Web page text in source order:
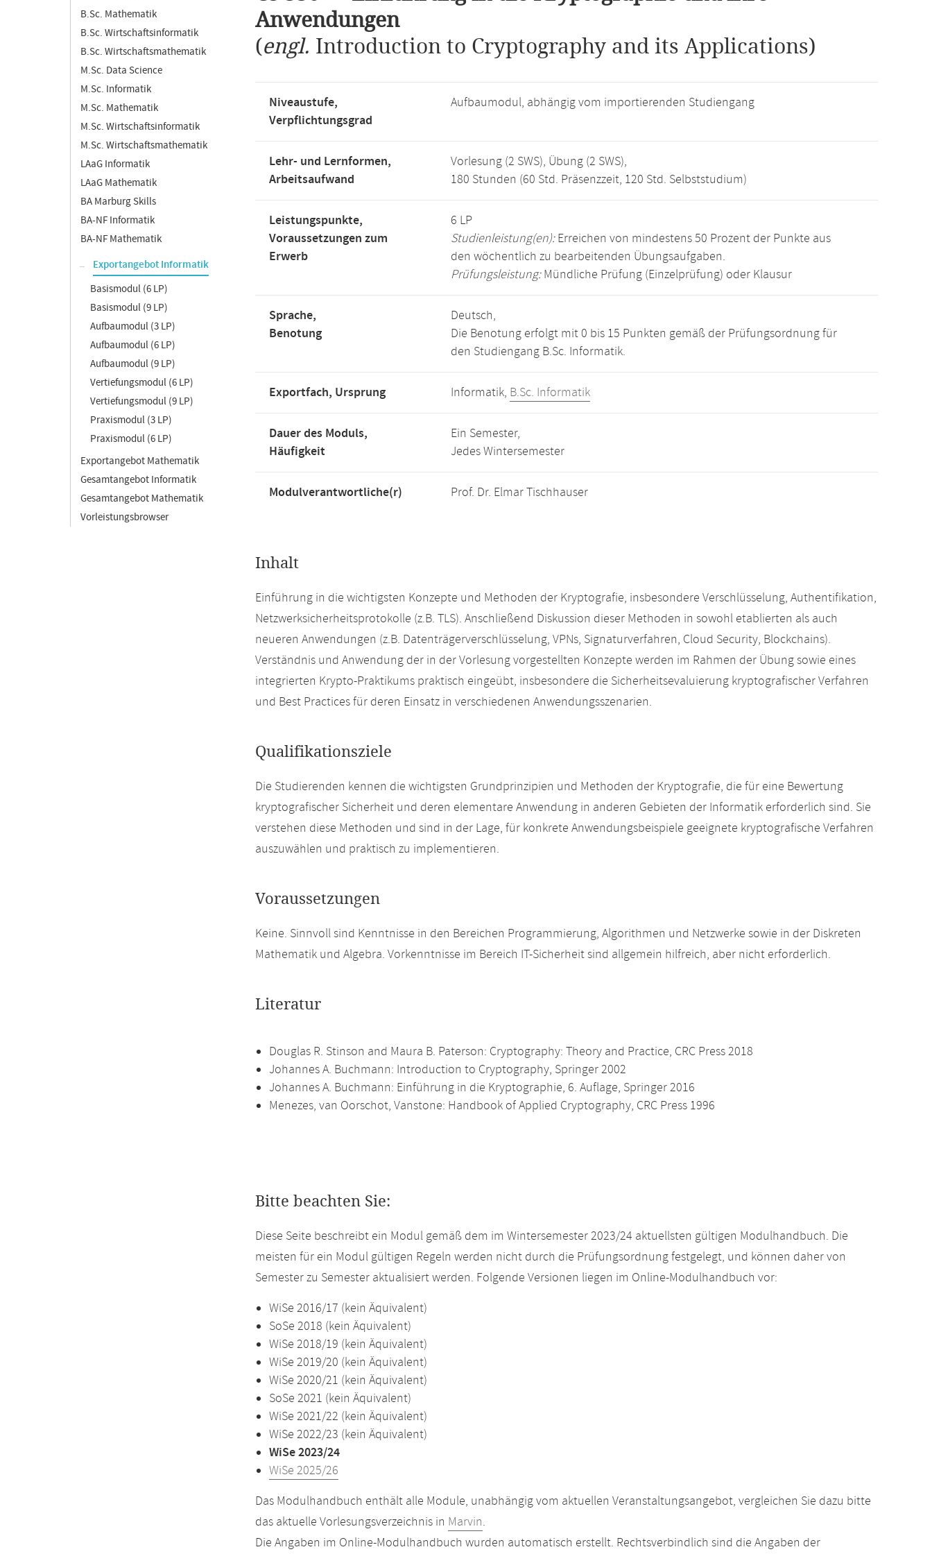
B.Sc. Mathematik
B.Sc. Wirtschaftsinformatik
B.Sc. Wirtschaftsmathematik
M.Sc. Data Science
M.Sc. Informatik
M.Sc. Mathematik
M.Sc. Wirtschaftsinformatik
M.Sc. Wirtschaftsmathematik
LAaG Informatik
LAaG Mathematik
BA Marburg Skills
BA-NF Informatik
BA-NF Mathematik
Exportangebot Informatik
Basismodul (6 LP)
Basismodul (9 LP)
Aufbaumodul (3 LP)
Aufbaumodul (6 LP)
Aufbaumodul (9 LP)
Vertiefungsmodul (6 LP)
Vertiefungsmodul (9 LP)
Praxismodul (3 LP)
Praxismodul (6 LP)
Exportangebot Mathematik
Gesamtangebot Informatik
Gesamtangebot Mathematik
Vorleistungsbrowser
Anwendungen
(engl. Introduction to Cryptography and its Applications)
Niveaustufe,
Verpflichtungsgrad
Aufbaumodul, abhängig vom importierenden Studiengang
Lehr- und Lernformen,
Arbeitsaufwand
Vorlesung (2 SWS), Übung (2 SWS),
180 Stunden (60 Std. Präsenzzeit, 120 Std. Selbststudium)
Leistungspunkte,
Voraussetzungen zum
Erwerb
6 LP
Studienleistung(en):Erreichen von mindestens 50 Prozent der Punkte aus
den wöchentlich zu bearbeitenden Übungsaufgaben.
Prüfungsleistung:Mündliche Prüfung (Einzelprüfung) oder Klausur
Sprache,
Benotung
Deutsch,
Die Benotung erfolgt mit 0 bis 15 Punkten gemäß der Prüfungsordnung für
den Studiengang B.Sc. Informatik.
Exportfach, Ursprung Informatik, B.Sc. Informatik
Dauer des Moduls,
Häufigkeit
Ein Semester,
Jedes Wintersemester
Modulverantwortliche(r) Prof. Dr. Elmar Tischhauser
Inhalt
Einführung in die wichtigsten Konzepte und Methoden der Kryptografie, insbesondere Verschlüsselung, Authentifikation,
Netzwerksicherheitsprotokolle (z.B. TLS). Anschließend Diskussion dieser Methoden in sowohl etablierten als auch
neueren Anwendungen (z.B. Datenträgerverschlüsselung, VPNs, Signaturverfahren, Cloud Security, Blockchains).
Verständnis und Anwendung der in der Vorlesung vorgestellten Konzepte werden im Rahmen der Übung sowie eines
integrierten Krypto-Praktikums praktisch eingeübt, insbesondere die Sicherheitsevaluierung kryptografischer Verfahren
und Best Practices für deren Einsatz in verschiedenen Anwendungsszenarien.
Qualifikationsziele
Die Studierenden kennen die wichtigsten Grundprinzipien und Methoden der Kryptografie, die für eine Bewertung
kryptografischer Sicherheit und deren elementare Anwendung in anderen Gebieten der Informatik erforderlich sind. Sie
verstehen diese Methoden und sind in der Lage, für konkrete Anwendungsbeispiele geeignete kryptografische Verfahren
auszuwählen und praktisch zu implementieren.
Voraussetzungen
Keine. Sinnvoll sind Kenntnisse in den Bereichen Programmierung, Algorithmen und Netzwerke sowie in der Diskreten
Mathematik und Algebra. Vorkenntnisse im Bereich IT-Sicherheit sind allgemein hilfreich, aber nicht erforderlich.
Literatur
Douglas R. Stinson and Maura B. Paterson: Cryptography: Theory and Practice, CRC Press 2018
Johannes A. Buchmann: Introduction to Cryptography, Springer 2002
Johannes A. Buchmann: Einführung in die Kryptographie, 6. Auflage, Springer 2016
Menezes, van Oorschot, Vanstone: Handbook of Applied Cryptography, CRC Press 1996
Bitte beachten Sie:
Diese Seite beschreibt ein Modul gemäß dem im Wintersemester 2023/24 aktuellsten gültigen Modulhandbuch. Die
meisten für ein Modul gültigen Regeln werden nicht durch die Prüfungsordnung festgelegt, und können daher von
Semester zu Semester aktualisiert werden. Folgende Versionen liegen im Online-Modulhandbuch vor:
WiSe 2016/17 (kein Äquivalent)
SoSe 2018 (kein Äquivalent)
WiSe 2018/19 (kein Äquivalent)
WiSe 2019/20 (kein Äquivalent)
WiSe 2020/21 (kein Äquivalent)
SoSe 2021 (kein Äquivalent)
WiSe 2021/22 (kein Äquivalent)
WiSe 2022/23 (kein Äquivalent)
WiSe 2023/24
WiSe 2025/26
Das Modulhandbuch enthält alle Module, unabhängig vom aktuellen Veranstaltungsangebot, vergleichen Sie dazu bitte
das aktuelle Vorlesungsverzeichnis in Marvin.
Die Angaben im Online-Modulhandbuch wurden automatisch erstellt. Rechtsverbindlich sind die Angaben der